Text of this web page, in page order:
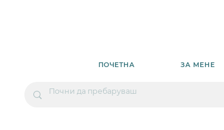
ПОЧЕТНА ЗА МЕНЕ